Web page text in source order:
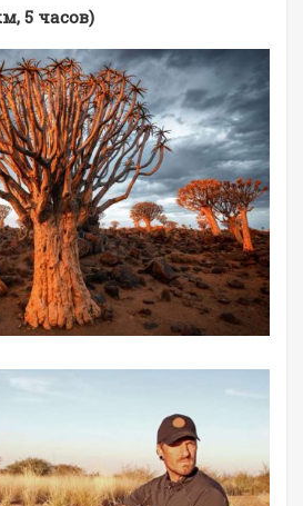
5 часов)